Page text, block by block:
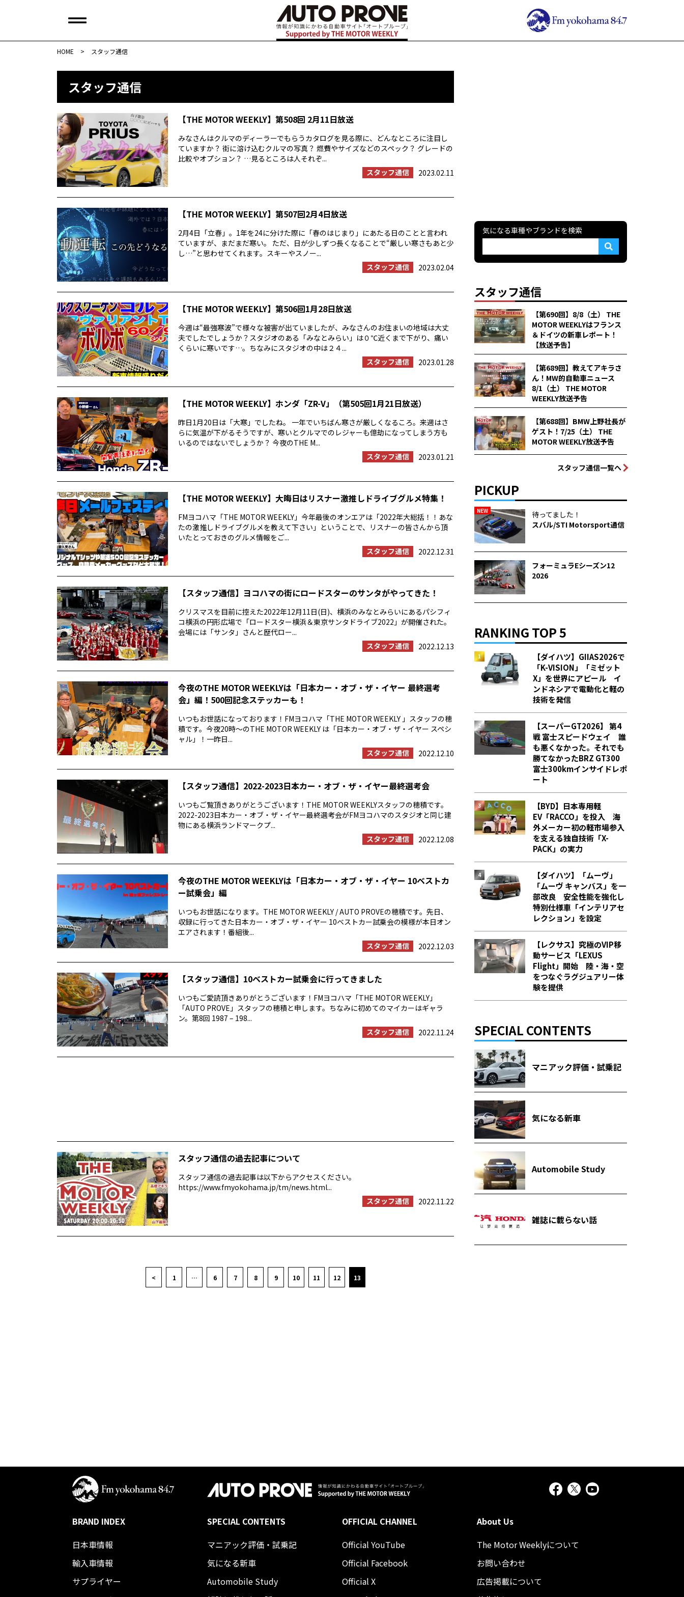
HOME > スタッフ通信
スタッフ通信
【THE MOTOR WEEKLY】第508回 2月11日放送
みなさんはクルマのディーラーでもらうカタログを見る際に、どんなところに注目し
ていますか？ 街に溶け込むクルマの写真？ 燃費やサイズなどのスペック？ グレードの
比較やオプション？ …見るところは人それぞ...
スタッフ通信
2023.02.11
【THE MOTOR WEEKLY】第507回2月4日放送
2月4日「立春」。1年を24に分けた際に「春のはじまり」にあたる日のことと言われ
ていますが、まだまだ寒い。 ただ、日が少しずつ長くなることで“厳しい寒さもあと少
し…”と思わせてくれます。スキーやスノー...
スタッフ通信
2023.02.04
【THE MOTOR WEEKLY】第506回1月28日放送
今週は“最強寒波”で様々な被害が出ていましたが、みなさんのお住まいの地域は大丈
夫でしたでしょうか？スタジオのある「みなとみらい」は０℃近くまで下がり、痛い
くらいに寒いです…。ちなみにスタジオの中は２４...
スタッフ通信
2023.01.28
【THE MOTOR WEEKLY】ホンダ「ZR-V」（第505回1月21日放送）
昨日1月20日は「大寒」でしたね。 一年でいちばん寒さが厳しくなるころ。来週はさ
らに気温が下がるそうですが、寒いとクルマでのレジャーも億劫になってしまう方も
いるのではないでしょうか？ 今夜のTHE M...
スタッフ通信
2023.01.21
【THE MOTOR WEEKLY】大晦日はリスナー激推しドライブグルメ特集！
FMヨコハマ「THE MOTOR WEEKLY」今年最後のオンエアは「2022年大総括！！あな
たの激推しドライブグルメを教えて下さい」ということで、リスナーの皆さんから頂
いたとっておきのグルメ情報をご...
スタッフ通信
2022.12.31
【スタッフ通信】ヨコハマの街にロードスターのサンタがやってきた！
クリスマスを目前に控えた2022年12月11日(日)、横浜のみなとみらいにあるパシフィ
コ横浜の円形広場で「ロードスター横浜＆東京サンタドライブ2022」が開催された。
会場には「サンタ」さんと歴代ロー...
スタッフ通信
2022.12.13
今夜のTHE MOTOR WEEKLYは「日本カー・オブ・ザ・イヤー 最終選考
会」編！500回記念ステッカーも！
いつもお世話になっております！FMヨコハマ「THE MOTOR WEEKLY 」スタッフの穂
積です。今夜20時〜のTHE MOTOR WEEKLY は「日本カー・オブ・ザ・イヤー スペシ
ャル」！一昨日...
スタッフ通信
2022.12.10
【スタッフ通信】2022-2023日本カー・オブ・ザ・イヤー最終選考会
いつもご覧頂きありがとうございます！THE MOTOR WEEKLYスタッフの穂積です。
2022-2023日本カー・オブ・ザ・イヤー最終選考会がFMヨコハマのスタジオと同じ建
物にある横浜ランドマークプ...
スタッフ通信
2022.12.08
今夜のTHE MOTOR WEEKLYは「日本カー・オブ・ザ・イヤー 10ベストカ
ー試乗会」編
いつもお世話になります。THE MOTOR WEEKLY / AUTO PROVEの穂積です。先日、
収録に行ってきた日本カー・オブ・ザ・イヤー 10ベストカー試乗会の模様が本日オン
エアされます！番組後...
スタッフ通信
2022.12.03
【スタッフ通信】10ベストカー試乗会に行ってきました
いつもご愛読頂きありがとうございます！FMヨコハマ「THE MOTOR WEEKLY」
「AUTO PROVE」スタッフの穂積と申します。ちなみに初めてのマイカーはギャラ
ン。第8回 1987 – 198...
スタッフ通信
2022.11.24
スタッフ通信の過去記事について
スタッフ通信の過去記事は以下からアクセスください。
https://www.fmyokohama.jp/tm/news.html...
スタッフ通信
2022.11.22
< 1 … 6 7 8 9 10 11 12 13
気になる車種やブランドを検索
スタッフ通信
【第690回】8/8（土） THE
MOTOR WEEKLYはフランス
＆ドイツの新車レポート！
【放送予告】
【第689回】教えてアキラさ
ん！MW的自動車ニュース
8/1（土） THE MOTOR
WEEKLY放送予告
【第688回】BMW上野社長が
ゲスト！7/25（土） THE
MOTOR WEEKLY放送予告
スタッフ通信一覧へ
PICKUP
NEW
待ってました！
スバル/STI Motorsport通信
フォーミュラEシーズン12
2026
RANKING TOP 5
【ダイハツ】GIIAS2026で
「K-VISION」「ミゼット
X」を世界にアピール イ
ンドネシアで電動化と軽の
技術を発信
【スーパーGT2026】 第4
戦 富士スピードウェイ 誰
も悪くなかった。それでも
勝てなかった――BRZ GT300
富士300kmインサイドレポ
ート
【BYD】日本専用軽
EV「RACCO」を投入 海
外メーカー初の軽市場参入
を支える独自技術「X-
PACK」の実力
【ダイハツ】「ムーヴ」
「ムーヴ キャンバス」を一
部改良 安全性能を強化し
特別仕様車「インテリアセ
レクション」を設定
【レクサス】究極のVIP移
動サービス「LEXUS
Flight」開始 陸・海・空
をつなぐラグジュアリー体
験を提供
SPECIAL CONTENTS
マニアック評価・試乗記
気になる新車
Automobile Study
雑誌に載らない話
BRAND INDEX
日本車情報​
輸入車情報
サプライヤー
SPECIAL CONTENTS
マニアック評価・試乗記
気になる新車
Automobile Study
OFFICIAL CHANNEL
Official YouTube
Official Facebook
Official X
About Us
The Motor Weeklyについて
お問い合わせ
広告掲載について